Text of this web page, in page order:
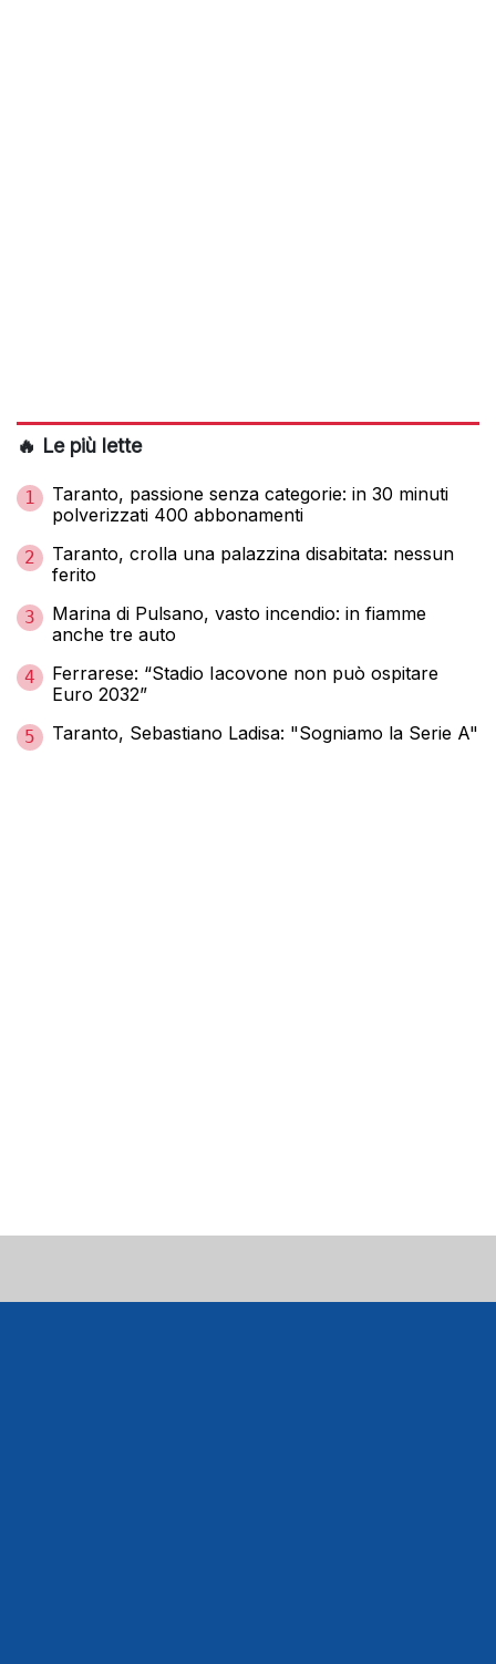
🔥 Le più lette
1
Taranto, passione senza categorie: in 30 minuti
polverizzati 400 abbonamenti
2
Taranto, crolla una palazzina disabitata: nessun
ferito
3
Marina di Pulsano, vasto incendio: in fiamme
anche tre auto
4
Ferrarese: “Stadio Iacovone non può ospitare
Euro 2032”
5 Taranto, Sebastiano Ladisa: "Sogniamo la Serie A"